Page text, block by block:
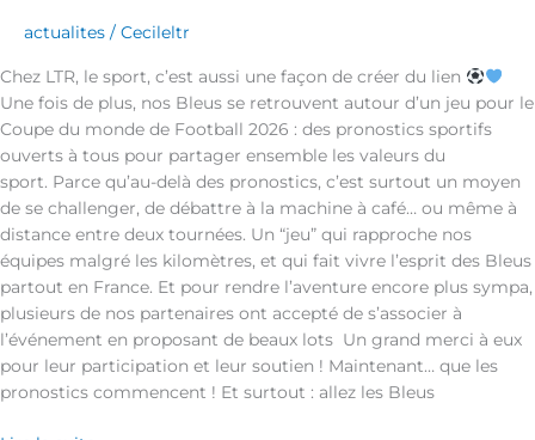
actualites / Cecileltr
Chez LTR, le sport, c’est aussi une façon de créer du lien
Une fois de plus, nos Bleus se retrouvent autour d’un jeu pour le
Coupe du monde de Football 2026 : des pronostics sportifs
ouverts à tous pour partager ensemble les valeurs du
sport. Parce qu’au-delà des pronostics, c’est surtout un moyen
de se challenger, de débattre à la machine à café… ou même à
distance entre deux tournées. Un “jeu” qui rapproche nos
équipes malgré les kilomètres, et qui fait vivre l’esprit des Bleus
partout en France. Et pour rendre l’aventure encore plus sympa,
plusieurs de nos partenaires ont accepté de s’associer à
l’événement en proposant de beaux lots Un grand merci à eux
pour leur participation et leur soutien ! Maintenant… que les
pronostics commencent ! Et surtout : allez les Bleus